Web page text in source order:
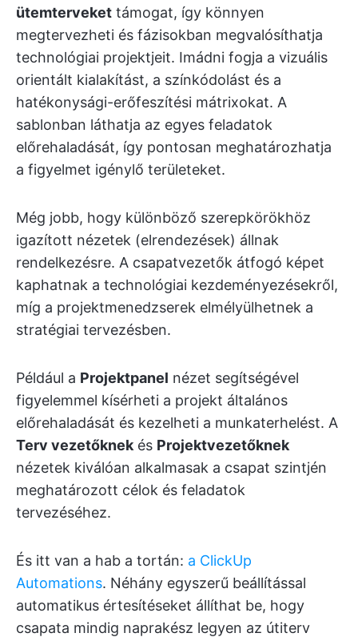
ütemterveket támogat, így könnyen
megtervezheti és fázisokban megvalósíthatja
technológiai projektjeit. Imádni fogja a vizuális
orientált kialakítást, a színkódolást és a
hatékonysági-erőfeszítési mátrixokat. A
sablonban láthatja az egyes feladatok
előrehaladását, így pontosan meghatározhatja
a figyelmet igénylő területeket.
Még jobb, hogy különböző szerepkörökhöz
igazított nézetek (elrendezések) állnak
rendelkezésre. A csapatvezetők átfogó képet
kaphatnak a technológiai kezdeményezésekről,
míg a projektmenedzserek elmélyülhetnek a
stratégiai tervezésben.
Például a Projektpanel nézet segítségével
figyelemmel kísérheti a projekt általános
előrehaladását és kezelheti a munkaterhelést. A
Terv vezetőknekés Projektvezetőknek
nézetek kiválóan alkalmasak a csapat szintjén
meghatározott célok és feladatok
tervezéséhez.
És itt van a hab a tortán: a ClickUp
Automations. Néhány egyszerű beállítással
automatikus értesítéseket állíthat be, hogy
csapata mindig naprakész legyen az útiterv